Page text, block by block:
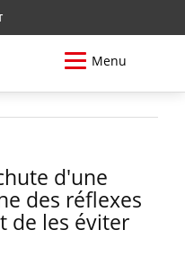
Menu
d'une
des réflexes
de les éviter